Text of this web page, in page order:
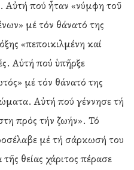
Αὐτή πού ἦταν «νύμφη τοῦ
μέ τόν θάνατό της
«πεποικιλμένη καί
Αὐτή πού ὑπῆρξε
μέ τόν θάνατό της
Αὐτή πού γέννησε τή
πρός τήν ζωήν». Τό
μέ τή σάρκωσή του
θείας χάριτος πέρασε